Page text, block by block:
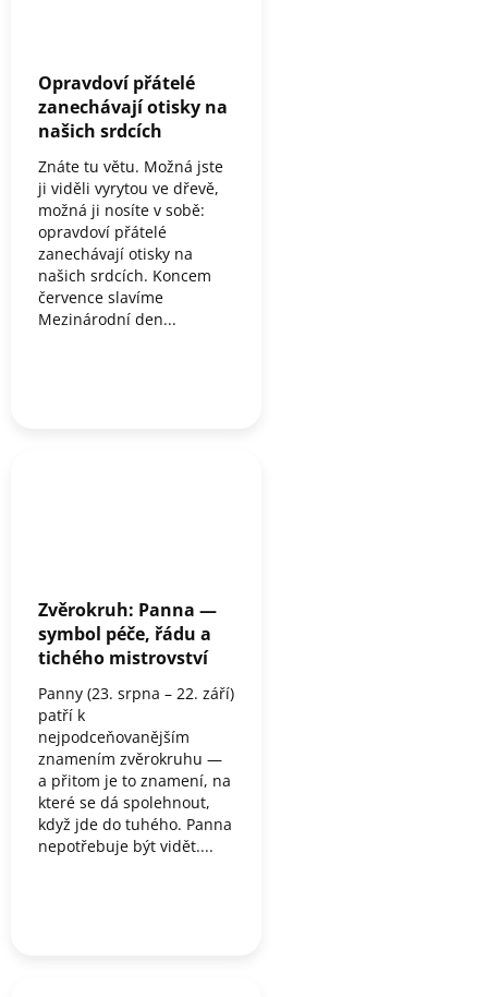
Opravdoví přátelé
zanechávají otisky na
našich srdcích
Znáte tu větu. Možná jste
ji viděli vyrytou ve dřevě,
možná ji nosíte v sobě:
opravdoví přátelé
zanechávají otisky na
našich srdcích. Koncem
července slavíme
Mezinárodní den...
Zvěrokruh: Panna —
symbol péče, řádu a
tichého mistrovství
Panny (23. srpna – 22. září)
patří k
nejpodceňovanějším
znamením zvěrokruhu —
a přitom je to znamení, na
které se dá spolehnout,
když jde do tuhého. Panna
nepotřebuje být vidět....